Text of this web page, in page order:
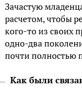
Зачастую
расчетом, чтобы
кого-то из своих
одно-два
почти полностью
Как были